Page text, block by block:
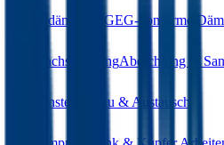
Wärmedämmung GEG-konforme
FlachdachsanierungAbdichtung &
Dachfenster Einbau & Austausch